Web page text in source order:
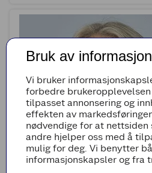
Bruk av
Vi bruker
forbedre
tilpasset annonsering og
effekten av
nødvendige for at nettsiden
andre hjelper oss med å
mulig for deg. Vi benytter
informasjonskapsler og fra